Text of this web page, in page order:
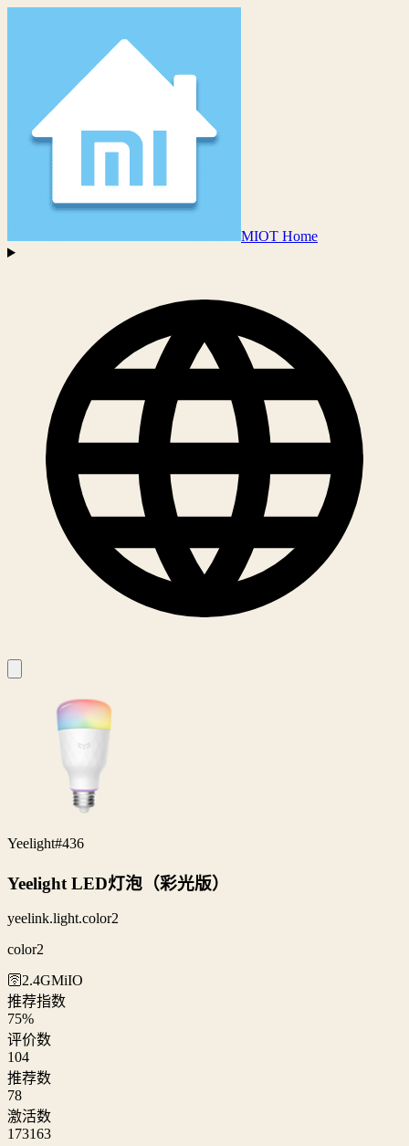
MIOT Home
Yeelight#436
Yeelight LED灯泡（彩光版）
yeelink.light.color2
color2
🛜2.4GMiIO
推荐指数
75%
评价数
104
推荐数
78
激活数
173163